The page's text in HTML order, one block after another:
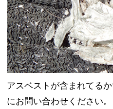
アスベストが含まれてる
にお問い合わせください。